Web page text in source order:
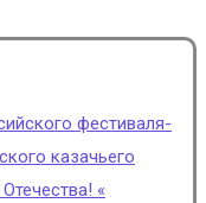
фестиваля-
казачьего
«